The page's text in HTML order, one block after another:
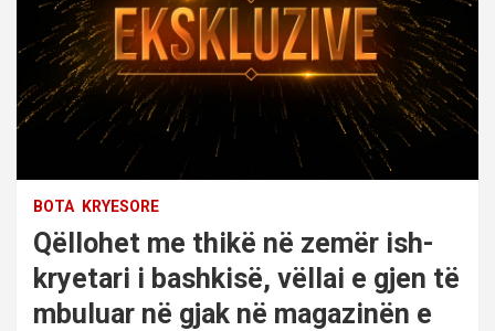
BOTA KRYESORE
Qëllohet me thikë në zemër ish-
kryetari i bashkisë, vëllai e gjen të
mbuluar në gjak në magazinën e